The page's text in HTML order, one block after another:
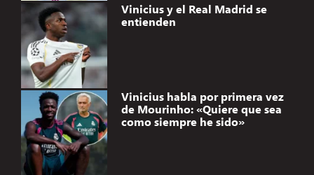
Vinicius y el Real Madrid se
entienden
Vinicius habla por primera vez
de Mourinho: «Quiere que sea
como siempre he sido»